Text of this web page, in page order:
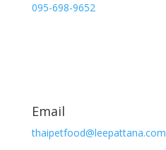
095-698-9652
Email
thaipetfood@leepattana.com